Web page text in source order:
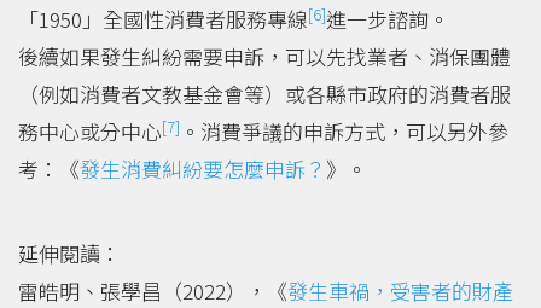
「1950」全國性消費者服務專線[6]進一步諮詢。
後續如果發生糾紛需要申訴，可以先找業者、消保團體
（例如消費者文教基金會等）或各縣市政府的消費者服
務中心或分中心[7] 。消費爭議的申訴方式，可以另外參
考：《發生消費糾紛要怎麼申訴？ 》。
延伸閱讀：
雷皓明、張學昌（2022），《發生車禍，受害者的財產